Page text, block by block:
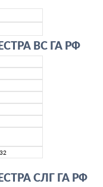
ВС ГА РФ
СЛГ ГА РФ